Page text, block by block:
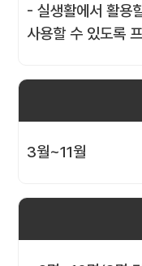
- 실생활에서 활용
사용할 수 있도록
3월~11월